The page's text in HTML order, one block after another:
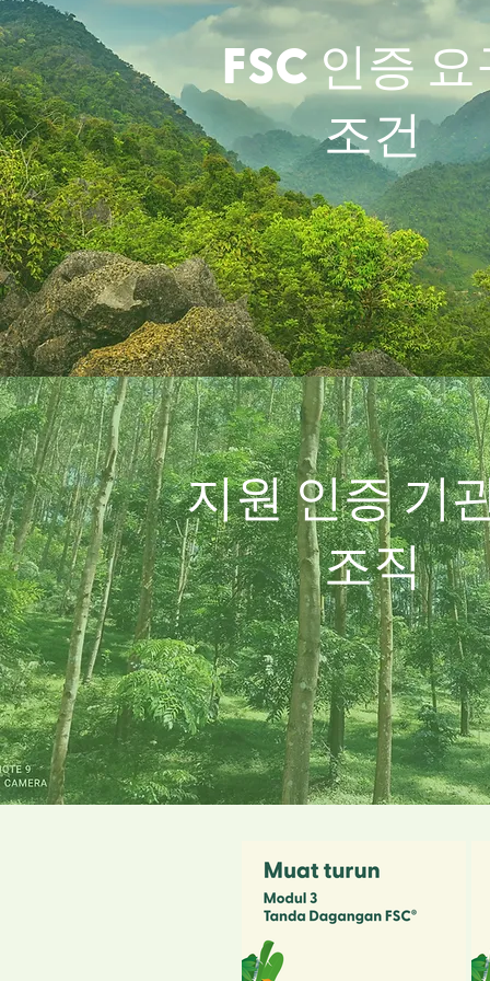
FSC 인증 요
조건
지원 인증 기
조직